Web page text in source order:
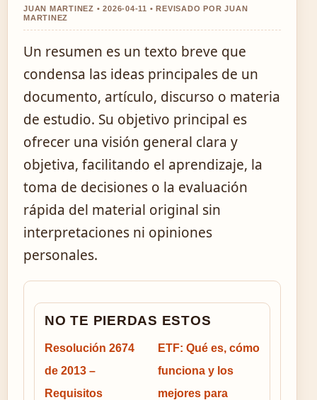
JUAN MARTINEZ • 2026-04-11 • REVISADO POR JUAN
MARTINEZ
Un resumen es un texto breve que
condensa las ideas principales de un
documento, artículo, discurso o materia
de estudio. Su objetivo principal es
ofrecer una visión general clara y
objetiva, facilitando el aprendizaje, la
toma de decisiones o la evaluación
rápida del material original sin
interpretaciones ni opiniones
personales.
NO TE PIERDAS ESTOS
Resolución 2674
de 2013 –
Requisitos
ETF: Qué es, cómo
funciona y los
mejores para